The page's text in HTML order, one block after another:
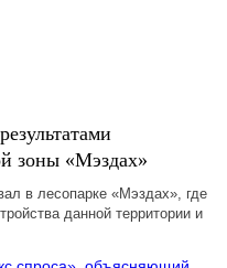
зоны «Мэздах»
в лесопарке «Мэздах», где
данной территории и